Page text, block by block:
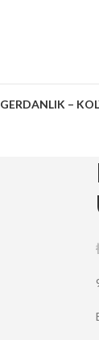
GERDANLIK –